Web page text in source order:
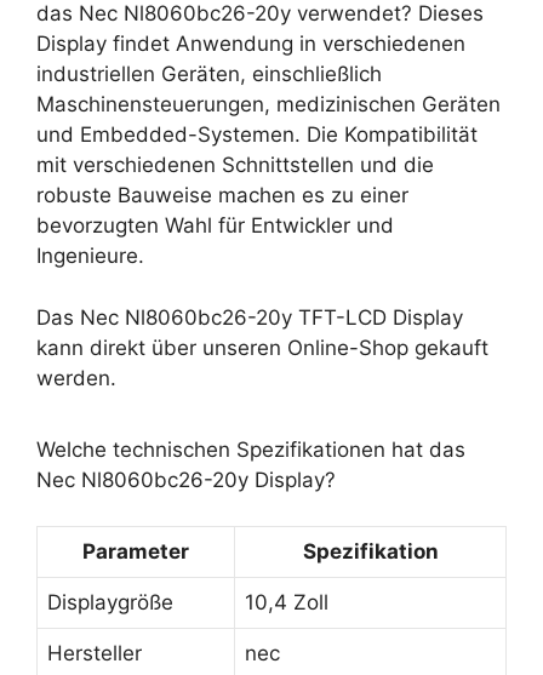
das Nec Nl8060bc26-20y verwendet? Dieses
Display findet Anwendung in verschiedenen
industriellen Geräten, einschließlich
Maschinensteuerungen, medizinischen Geräten
und Embedded-Systemen. Die Kompatibilität
mit verschiedenen Schnittstellen und die
robuste Bauweise machen es zu einer
bevorzugten Wahl für Entwickler und
Ingenieure.
Das Nec Nl8060bc26-20y TFT-LCD Display
kann direkt über unseren Online-Shop gekauft
werden.
Welche technischen Spezifikationen hat das
Nec Nl8060bc26-20y Display?
Parameter Spezifikation
Displaygröße 10,4 Zoll
Hersteller nec